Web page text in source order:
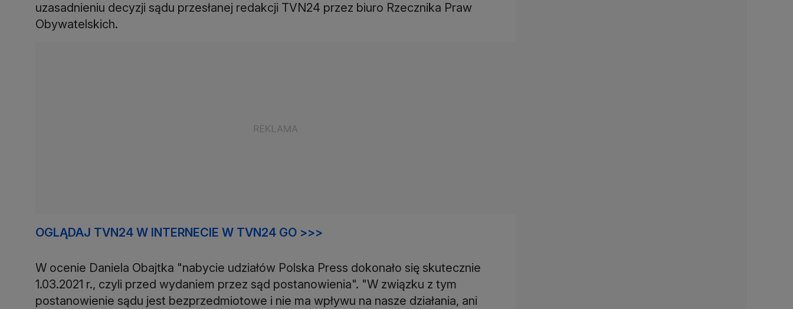
uzasadnieniu decyzji sądu przesłanej redakcji TVN24 przez biuro Rzecznika Praw
Obywatelskich.
OGLĄDAJ TVN24 W INTERNECIE W TVN24 GO >>>
W ocenie Daniela Obajtka "nabycie udziałów Polska Press dokonało się skutecznie
1.03.2021 r., czyli przed wydaniem przez sąd postanowienia". "W związku z tym
postanowienie sądu jest bezprzedmiotowe i nie ma wpływu na nasze działania, ani